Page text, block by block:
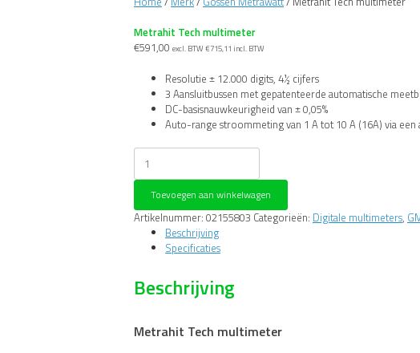
Metrahit Tech multimeter
€591,00 excl. BTW €715,11 incl. BTW
Resolutie ± 12.000 digits, 4½ cijfers
3 Aansluitbussen met gepatenteerde automatische
DC-basisnauwkeurigheid van ± 0,05%
Auto-range stroommeting van 1 A tot 10 A (16A) via een
Metrahit
Tech
multimeter
aantalToevoegen aan winkelwagen
Artikelnummer: 02155803 Categorieën: Digitale multimeters,
Beschrijving
Specificaties
Beschrijving
Metrahit Tech multimeter